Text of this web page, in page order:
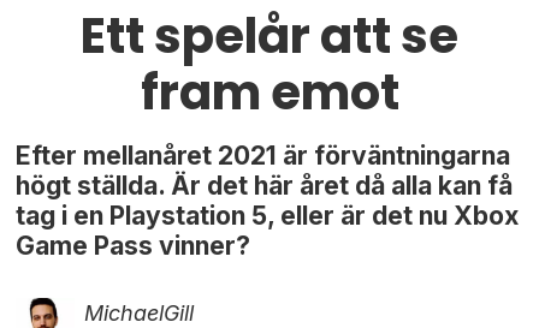
Ett spelår att se
fram emot
Efter mellanåret 2021 är förväntningarna
högt ställda. Är det här året då alla kan få
tag i en Playstation 5, eller är det nu Xbox
Game Pass vinner?
MichaelGill